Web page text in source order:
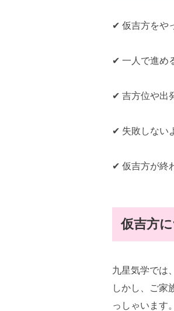
✔ 仮吉方をや
✔ 一人で進め
✔ 吉方位や出
✔ 失敗しない
✔ 仮吉方が終
仮吉方
九星気学では
しかし、ご家
っしゃいます。